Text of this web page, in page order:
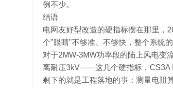
例不少。
结语
电网友好型改造的硬指标摆在那里，
个"眼睛"不够准、不够快，整个系统
对于2MW-3MW功率段的陆上风电变
离耐压3kV——这几个硬指标，CS3A
剩下的就是工程落地的事：测量电阻